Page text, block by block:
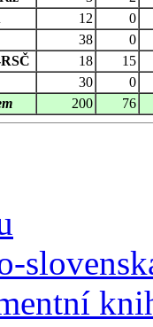
12
0
38
0
18
15
30
0
200 76